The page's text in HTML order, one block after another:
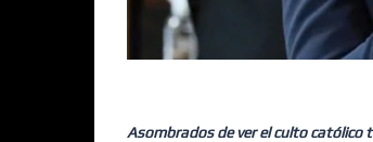
Asombrados de ver el culto